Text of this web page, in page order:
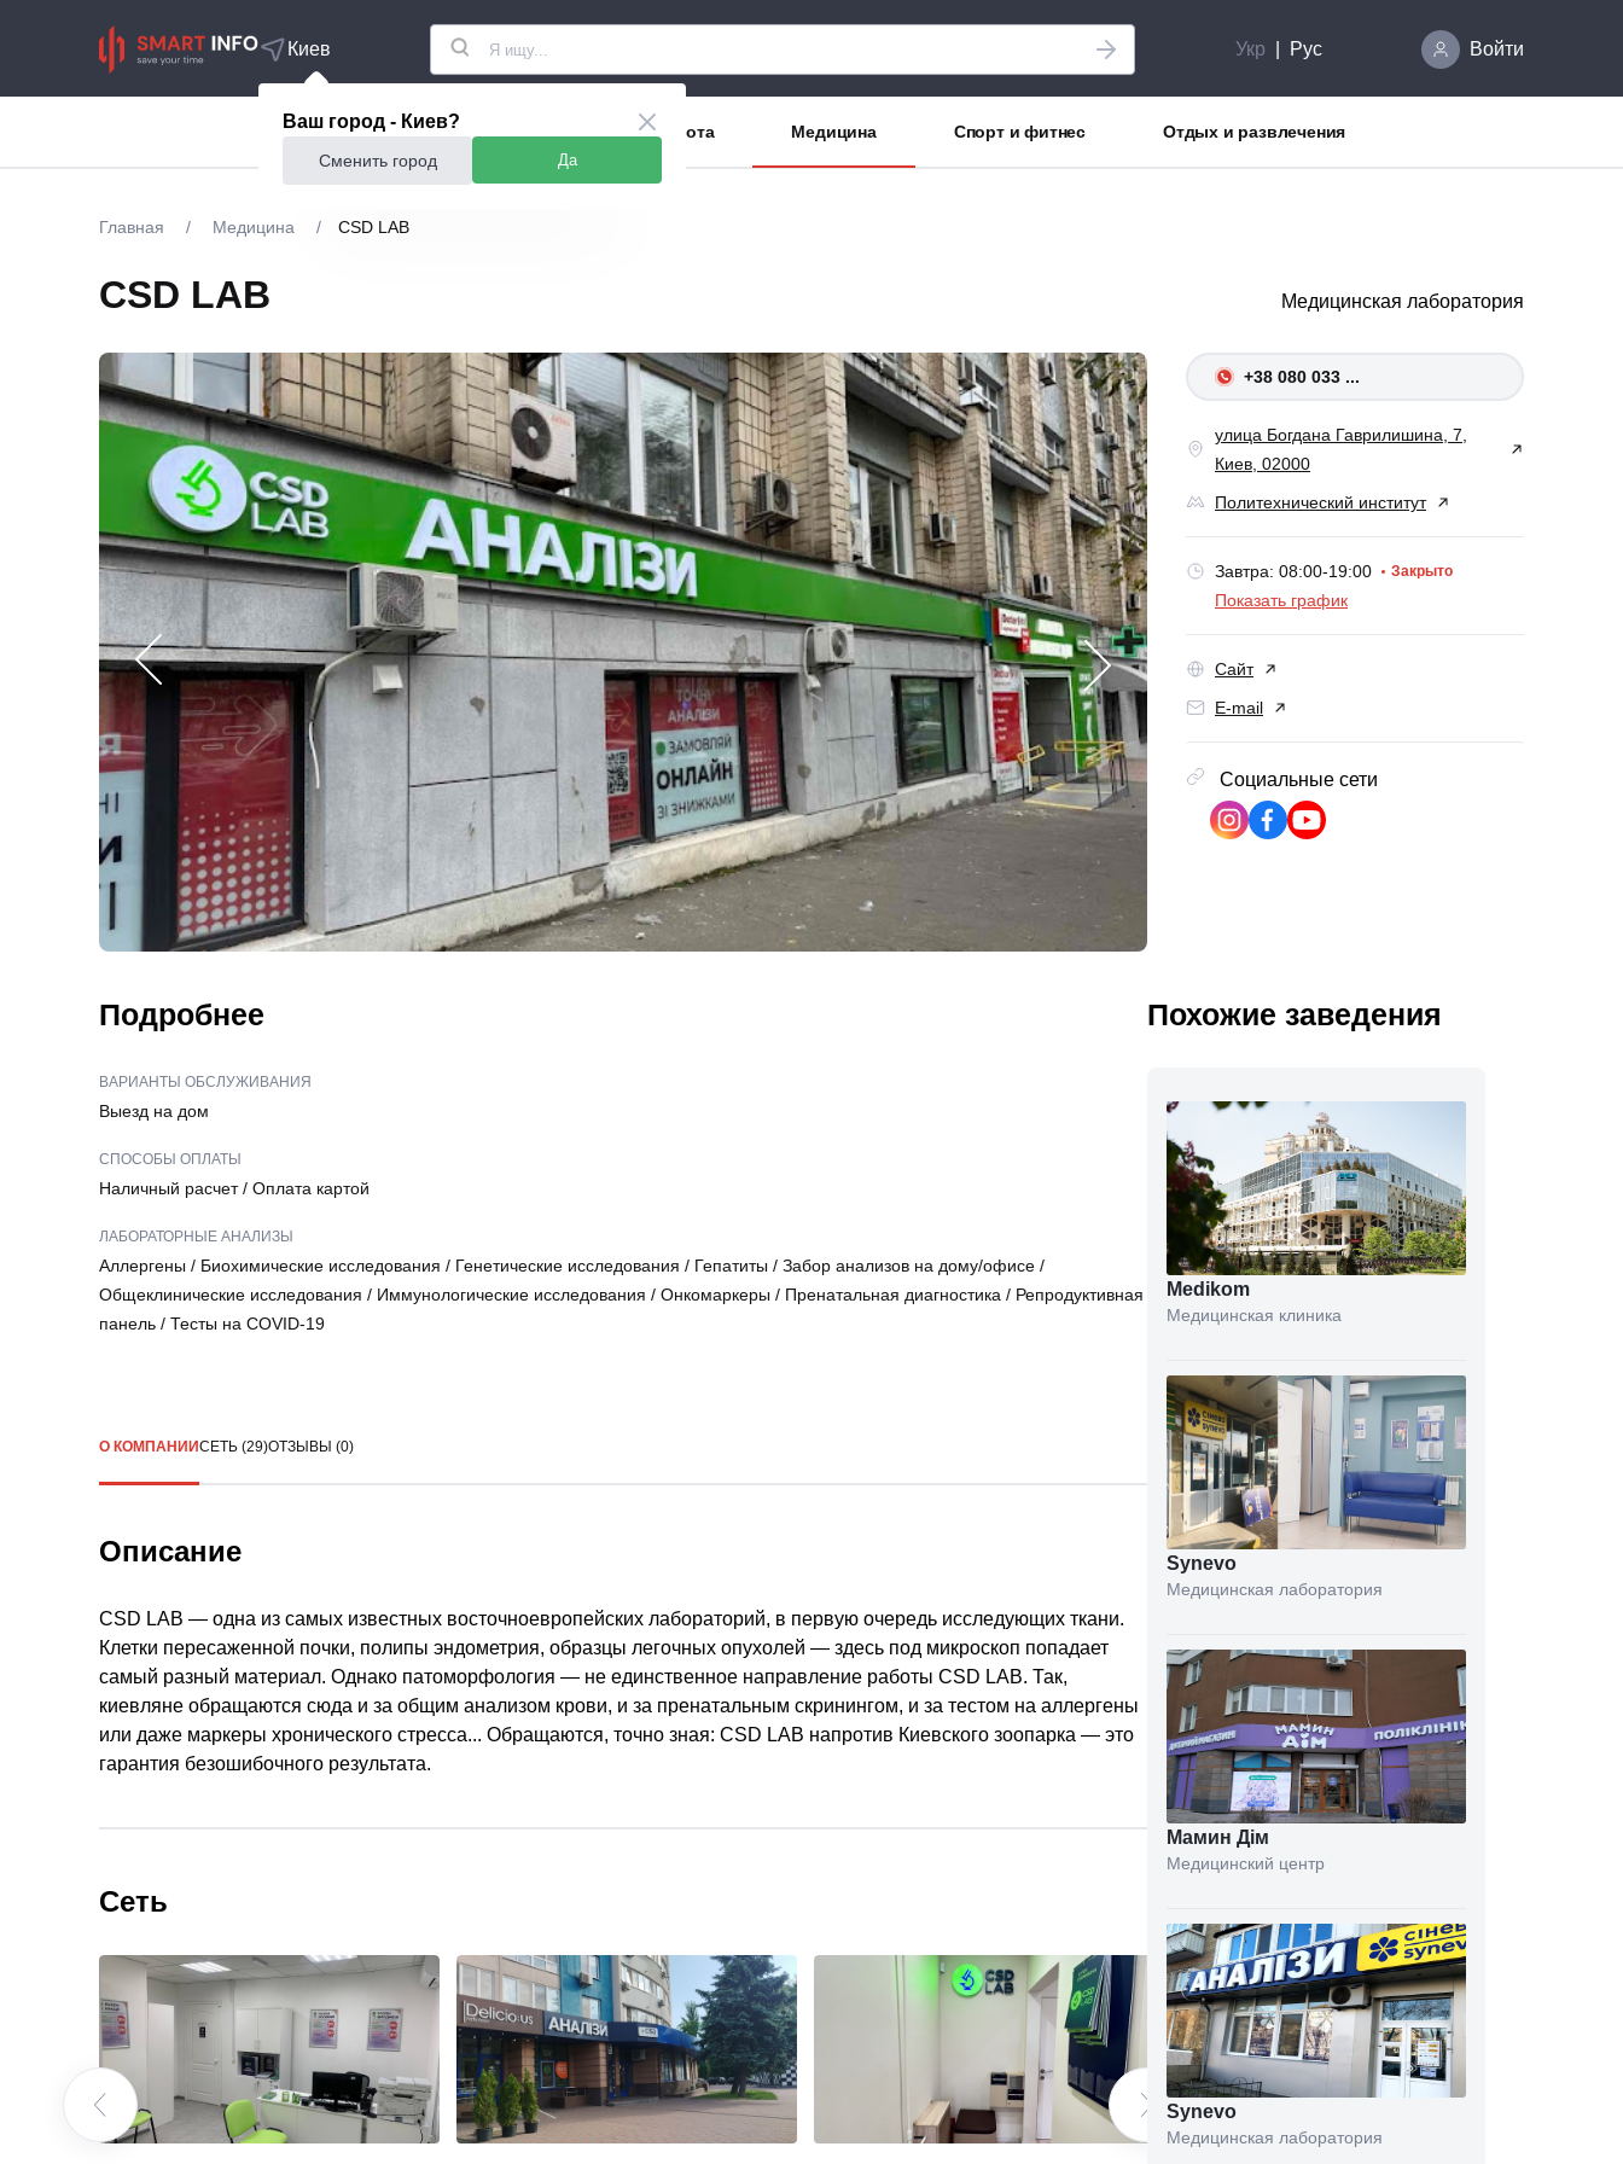
Киев
Ваш город - Киев?
Сменить город Да
Укр Рус Войти
Акции Еда и рестораны Красота Медицина Спорт и фитнес Отдых и развлечения
Главная / Медицина / CSD LAB
CSD LAB Медицинская лаборатория
+38 080 033 ...
улица Богдана Гаврилишина, 7,
Киев, 02000
Политехнический институт
Завтра: 08:00-19:00 Закрыто
Показать график
Сайт
E-mail
Социальные сети
Подробнее
ВАРИАНТЫ ОБСЛУЖИВАНИЯ
Выезд на дом
СПОСОБЫ ОПЛАТЫ
Наличный расчет/ Оплата картой
ЛАБОРАТОРНЫЕ АНАЛИЗЫ
Аллергены / Биохимические исследования / Генетические исследования / Гепатиты / Забор анализов на дому/офисе /
Общеклинические исследования / Иммунологические исследования / Онкомаркеры / Пренатальная диагностика / Репродуктивная
панель / Тесты на COVID-19
О КОМПАНИИСЕТЬ (29)ОТЗЫВЫ (0)
Описание
CSD LAB — одна из самых известных восточноевропейских лабораторий, в первую очередь исследующих ткани.
Клетки пересаженной почки, полипы эндометрия, образцы легочных опухолей — здесь под микроскоп попадает
самый разный материал. Однако патоморфология — не единственное направление работы CSD LAB. Так,
киевляне обращаются сюда и за общим анализом крови, и за пренатальным скринингом, и за тестом на аллергены
или даже маркеры хронического стресса... Обращаются, точно зная: CSD LAB напротив Киевского зоопарка — это
гарантия безошибочного результата.
Сеть
Похожие заведения
Medikom
Медицинская клиника
Synevo
Медицинская лаборатория
Мамин Дім
Медицинский центр
Synevo
Медицинская лаборатория